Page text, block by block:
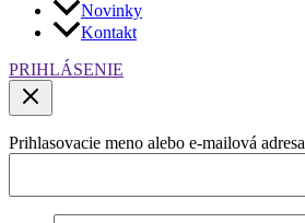
Novinky
Kontakt
PRIHLÁSENIE
Prihlasovacie meno alebo e-mailová adresa